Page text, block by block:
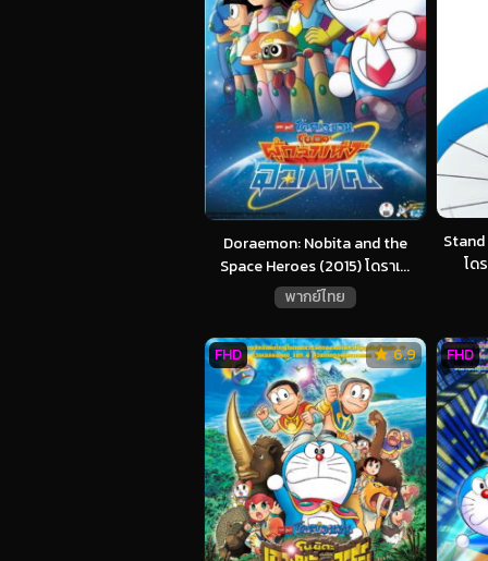
Doraemon: Nobita and the
Space Heroes (2015) โดราเ...
พากย์ไทย
โด
6.9
FHD FHD